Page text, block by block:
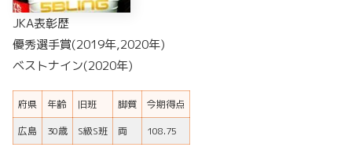
JKA表彰歴
優秀選手賞(2019年,2020年)
ベストナイン(2020年)
府県 年齢 旧班 脚質
今期得点
広島
30歳 S級S班 両 108.75